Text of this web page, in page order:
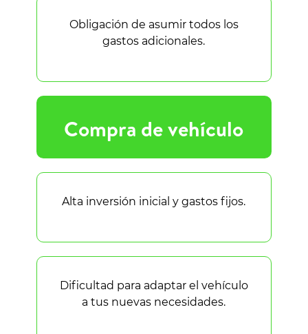
Compra de vehículo
Alta inversión inicial y gastos fijos.
Dificultad para adaptar el vehículo
a tus nuevas necesidades.
Obligación de asumir todos los
gastos adicionales.